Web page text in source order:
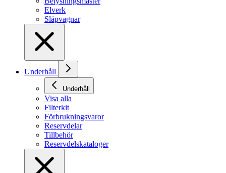
Elverk
Släpvagnar
Underhåll
Underhåll
Visa alla
Filterkit
Förbrukningsvaror
Reservdelar
Tillbehör
Reservdelskataloger